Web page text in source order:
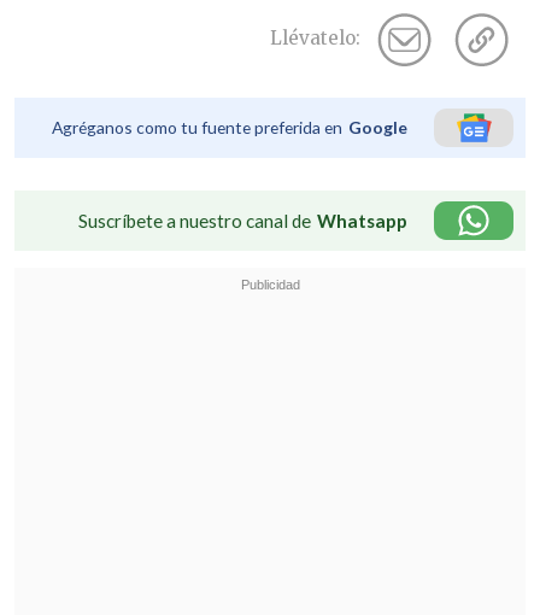
Llévatelo:
Agréganos como tu fuente preferida en Google
Suscríbete a nuestro canal de Whatsapp